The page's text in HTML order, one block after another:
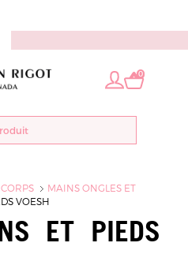
0
MAINS ONGLES ET
VOESH
ET PIEDS